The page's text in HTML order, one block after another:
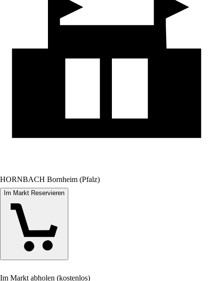
HORNBACH Bornheim (Pfalz)
Im Markt Reservieren
Im Markt abholen (kostenlos)